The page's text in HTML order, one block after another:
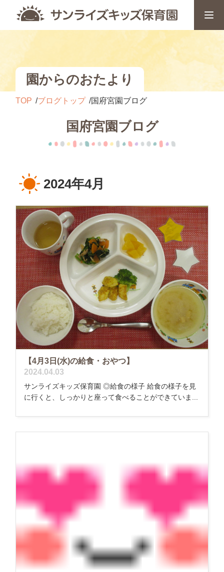
園からのおたより
TOP ブログトップ 国府宮園ブログ
国府宮園ブログ
2024年4月
【4月3日(水)の給食・おやつ】
2024.04.03
サンライズキッズ保育園 ◎給食の様子 給食の様子を見
に行くと、しっかりと座って食べることができていま...